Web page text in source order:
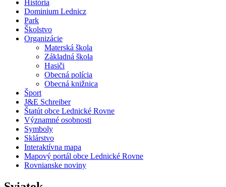
História
Dominium Lednicz
Park
Školstvo
Organizácie
Materská škola
Základná škola
Hasiči
Obecná polícia
Obecná knižnica
Šport
J&E Schreiber
Štatút obce Lednické Rovne
Významné osobnosti
Symboly
Sklárstvo
Interaktívna mapa
Mapový portál obce Lednické Rovne
Rovnianske noviny